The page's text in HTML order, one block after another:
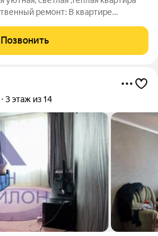
ремонт: В квартире
вам сразу же заселиться и
жизнью без
Позвонить
3 этаж из 14